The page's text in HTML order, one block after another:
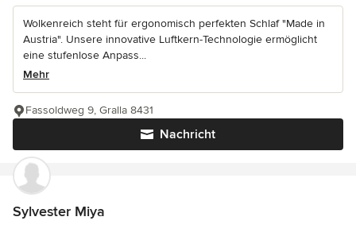
Wolkenreich steht für ergonomisch perfekten Schlaf "Made in
Austria". Unsere innovative Luftkern-Technologie ermöglicht
eine stufenlose Anpass...
Mehr
Nachricht
Fassoldweg 9, Gralla 8431
Sylvester Miya